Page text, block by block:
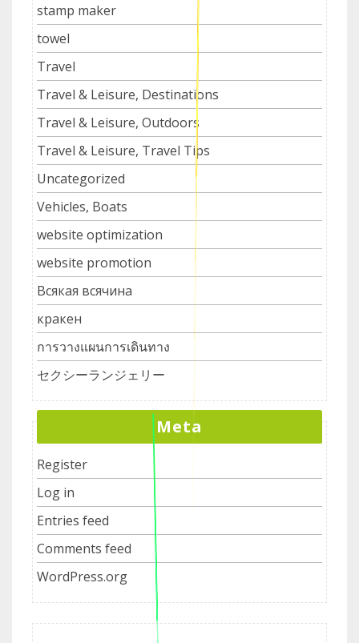
stamp maker
towel
Travel
Travel & Leisure, Destinations
Travel & Leisure, Outdoors
Travel & Leisure, Travel Tips
Uncategorized
Vehicles, Boats
website optimization
website promotion
Всякая всячина
кракен
การวางแผนการเดินทาง
セクシーランジェリー
Meta
Register
Log in
Entries feed
Comments feed
WordPress.org